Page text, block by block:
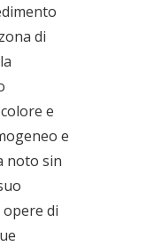
di
e
e
noto sin
di